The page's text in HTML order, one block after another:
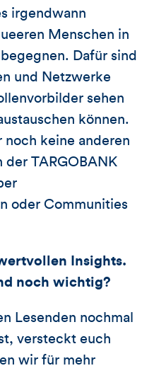
irgendwann
Menschen in
Dafür sind
und Netzwerke
sehen
können.
noch keine anderen
TARGOBANK
oder Communities
Insights.
noch wichtig?
Lesenden nochmal
versteckt euch
wir für mehr